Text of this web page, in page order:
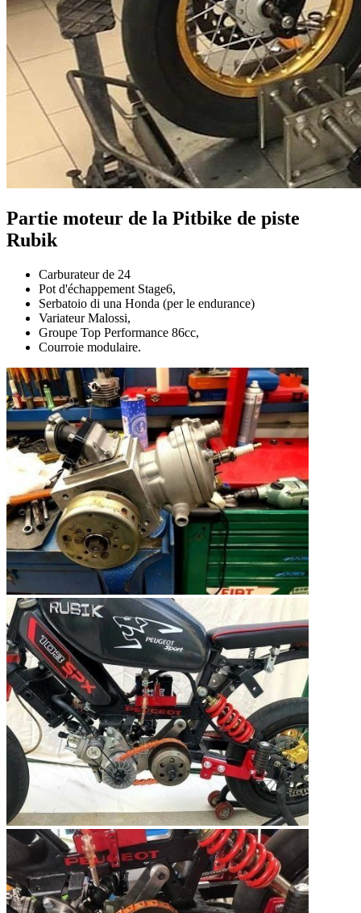
Partie moteur de la Pitbike de piste
Rubik
Carburateur de 24
Pot d'échappement Stage6,
Serbatoio di una Honda (per le endurance)
Variateur Malossi,
Groupe Top Performance 86cc,
Courroie modulaire.